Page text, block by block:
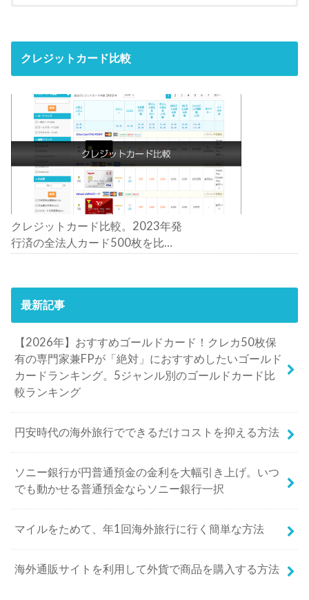
クレジットカード比較
クレジットカード比較。2023年発
行済の全法人カード500枚を比
最新記事
【2026年】おすすめゴールドカード！クレカ50枚保
有の専門家兼FPが「絶対」におすすめしたいゴールド
カードランキング。5ジャンル別のゴールドカード比
較ランキング
円安時代の海外旅行でできるだけコストを抑える方法
ソニー銀行が円普通預金の金利を大幅引き上げ。いつ
でも動かせる普通預金ならソニー銀行一択
マイルをためて、年1回海外旅行に行く簡単な方法
海外通販サイトを利用して外貨で商品を購入する方法